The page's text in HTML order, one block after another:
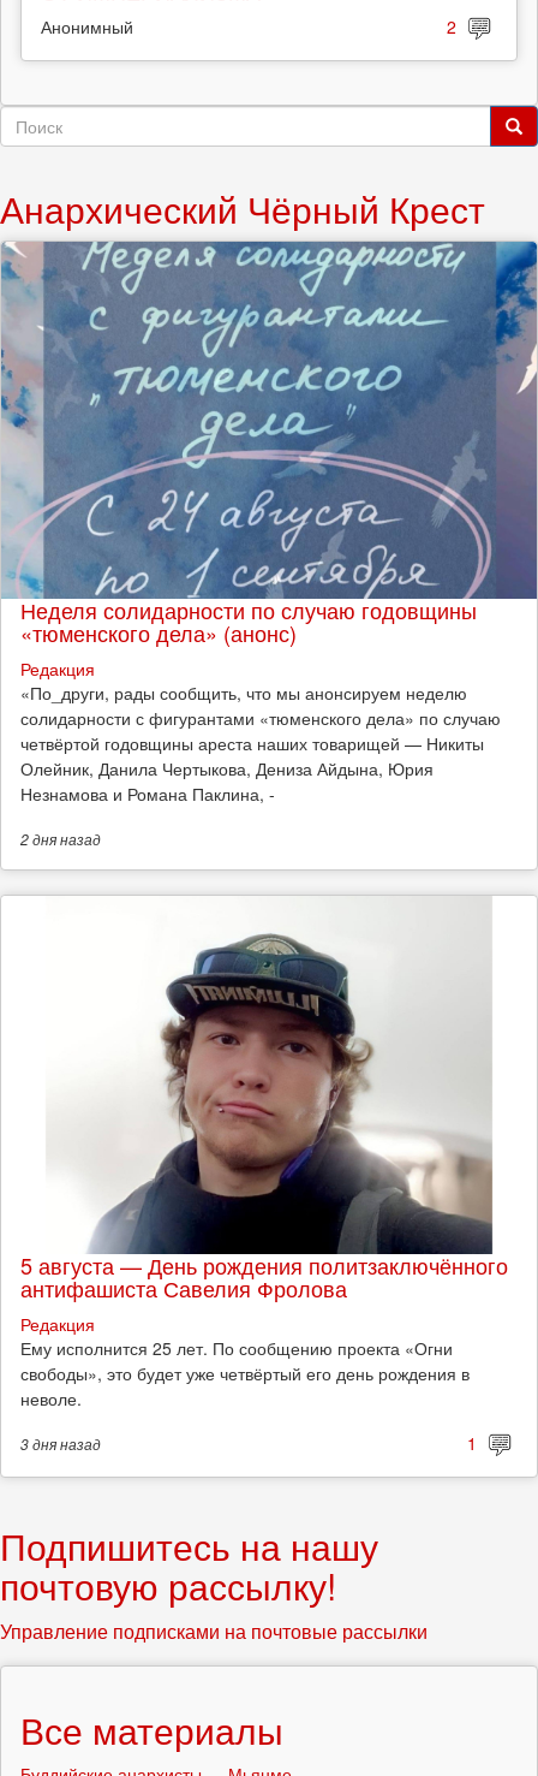
Анонимный 2
Форма
Анархический Чёрный Крест
Неделя солидарности по случаю годовщины
«тюменского дела» (анонс)
Редакция
​«По_други, рады сообщить, что мы анонсируем неделю
солидарности с фигурантами «тюменского дела» по случаю
четвёртой годовщины ареста наших товарищей — Никиты
Олейник, Данила Чертыкова, Дениза Айдына, Юрия
Незнамова и Романа Паклина, -
2 дняназад
5 августа — День рождения политзаключённого
антифашиста Савелия Фролова
Редакция
Ему исполнится 25 лет. По сообщению проекта «Огни
свободы», это будет уже четвёртый его день рождения в
неволе.
3 дняназад 1
Подпишитесь на нашу
почтовую рассылку!
Управление подписками на почтовые рассылки
Все материалы